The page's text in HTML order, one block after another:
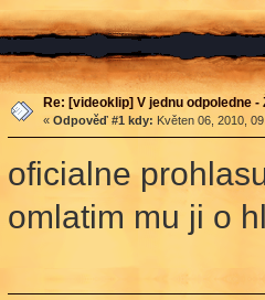
Re: [videoklip] V jednu odpoledne
« Odpověď #1 kdy: Květen 06, 2010,
oficialne
omlatim mu ji o